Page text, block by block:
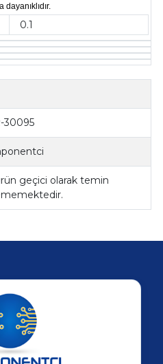
0.1
30095
geçici olarak temin